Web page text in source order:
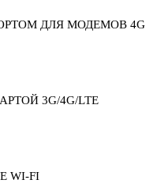
ДЛЯ МОДЕМОВ 4G
3G/4G/LTE
WI-FI